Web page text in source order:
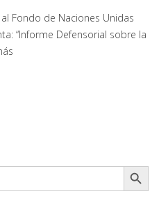
Fondo de Naciones Unidas
“Informe Defensorial sobre la
Botón de